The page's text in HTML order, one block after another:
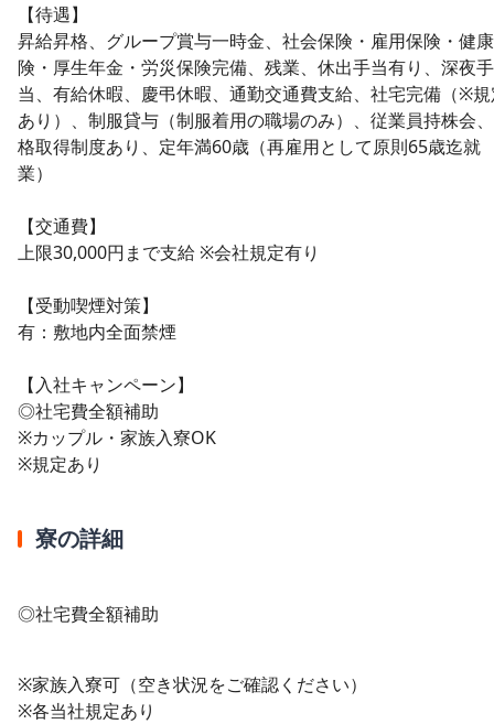
【待遇】
昇給昇格、グループ賞与一時金、社会保険・雇用保険・健
険・厚生年金・労災保険完備、残業、休出手当有り、深夜手
当、有給休暇、慶弔休暇、通勤交通費支給、社宅完備（※
あり）、制服貸与（制服着用の職場のみ）、従業員持株会
格取得制度あり、定年満60歳（再雇用として原則65歳迄就
業）
【交通費】
上限30,000円まで支給 ※会社規定有り
【受動喫煙対策】
有：敷地内全面禁煙
【入社キャンペーン】
◎社宅費全額補助
※カップル・家族入寮OK
※規定あり
寮の詳細
◎社宅費全額補助
※家族入寮可（空き状況をご確認ください）
※各当社規定あり